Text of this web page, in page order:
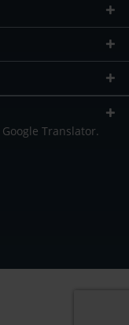
Translator.